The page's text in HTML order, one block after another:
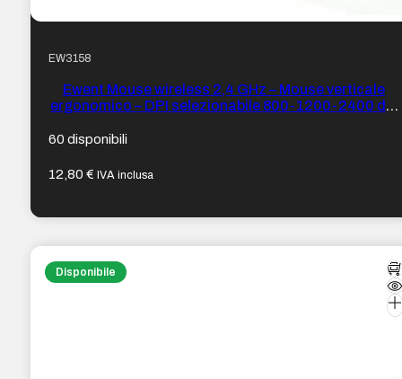
EW3158
Ewent Mouse wireless 2,4 GHz – Mouse verticale
ergonomico – DPI selezionabile 800-1200-2400 dpi
60 disponibili
12,80€ IVA inclusa
Disponibile